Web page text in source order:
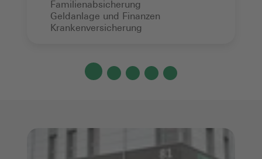
Familienabsicherung
Geldanlage und Finanzen
Krankenversicherung